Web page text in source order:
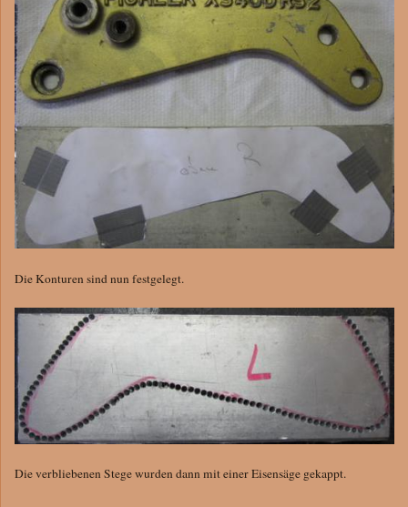
Die Konturen sind nun festgelegt.
Die verbliebenen Stege wurden dann mit einer Eisensäge gekappt.